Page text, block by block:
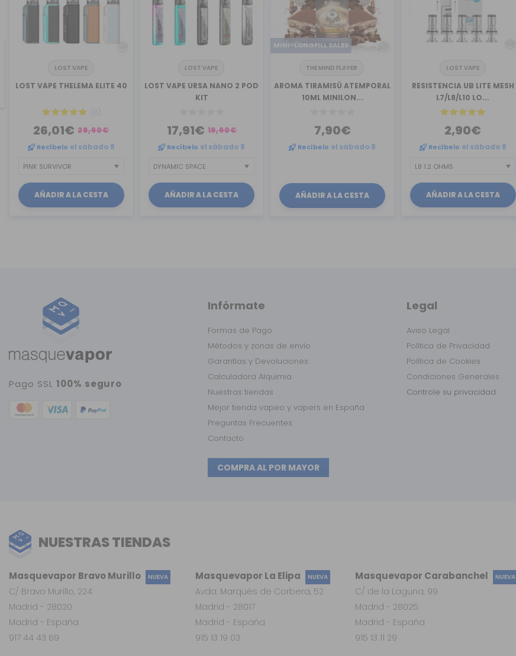
LOST VAPE
LOST VAPE THELEMA ELITE 40
(6)
26,01€ 28,90€
Recíbelo el sábado 8
AÑADIR A LA CESTA
LOST VAPE
LOST VAPE URSA NANO 2 POD
KIT
17,91€ 19,90€
Recíbelo el sábado 8
AÑADIR A LA CESTA
MINI-LONGFILL SALES
THE MIND FLAYER
AROMA TIRAMISÚ ATEMPORAL
10ML MINILON...
7,90€
Recíbelo el sábado 8
AÑADIR A LA CESTA
LOST VAPE
RESISTENCIA UB LITE MESH
L7/L8/L10 LO...
2,90€
Recíbelo el sábado 8
AÑADIR A LA CESTA
Pago SSL 100% seguro
Infórmate
Formas de Pago
Métodos y zonas de envío
Garantías y Devoluciones
Calculadora Alquimia
Nuestras tiendas
Mejor tienda vapeo y vapers en España
Preguntas Frecuentes
Contacto
COMPRA AL POR MAYOR
Legal
Aviso Legal
Política de Privacidad
Política de Cookies
Condiciones Generales
Controle su privacidad
NUESTRAS TIENDAS
Masquevapor Carabanchel NUEVA
C/ de la Laguna, 99
Madrid - 28025
Madrid - España
915 13 11 29
Masquevapor La Elipa NUEVA
Avda. Marqués de Corbera, 52
Madrid - 28017
Madrid - España
915 13 19 03
Masquevapor Bravo Murillo NUEVA
C/ Bravo Murillo, 224
Madrid - 28020
Madrid - España
917 44 43 69